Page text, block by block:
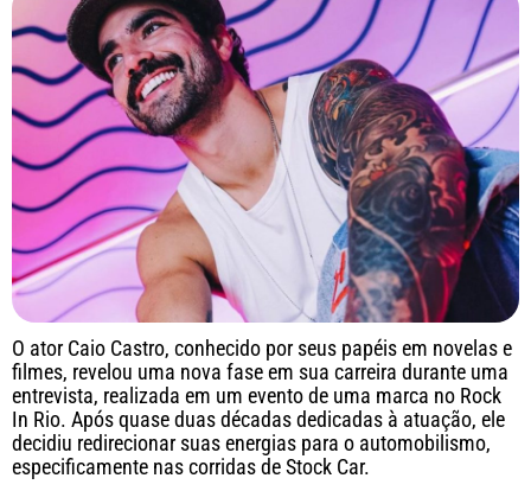
O ator Caio Castro, conhecido por seus papéis em novelas e
filmes, revelou uma nova fase em sua carreira durante uma
entrevista, realizada em um evento de uma marca no Rock
In Rio. Após quase duas décadas dedicadas à atuação, ele
decidiu redirecionar suas energias para o automobilismo,
especificamente nas corridas de Stock Car.